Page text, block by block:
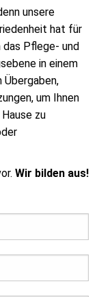
unsere
hat für
Pflege- und
in einem
Übergaben,
um Ihnen
zu
Wir bilden aus!